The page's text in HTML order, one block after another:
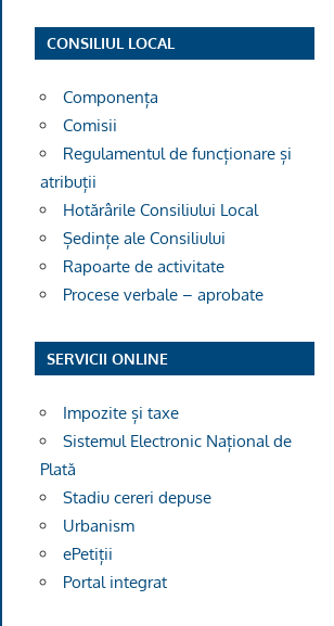
CONSILIUL LOCAL
Componența
Comisii
Regulamentul de funcționare și
atribuții
Hotărârile Consiliului Local
Ședințe ale Consiliului
Rapoarte de activitate
Procese verbale – aprobate
SERVICII ONLINE
Impozite și taxe
Sistemul Electronic Național de
Plată
Stadiu cereri depuse
Urbanism
ePetiții
Portal integrat